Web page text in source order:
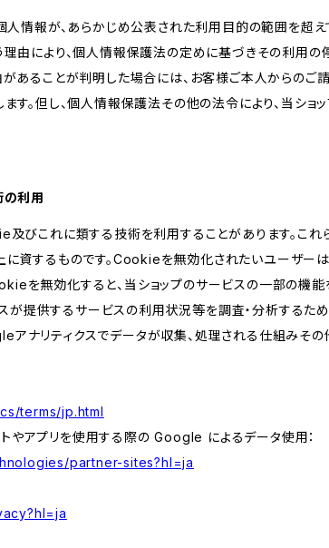
人情報が、あらかじめ公表された利用目的の範囲を
由により、個人情報保護法の定めに基づきその利用の
あることが判明した場合には、お客様ご本人からの
す。但し、個人情報保護法その他の法令により、当シ
の利用
及びこれに類する技術を利用することがあります。こ
資するものです。Cookieを無効化されたいユーザー
を無効化すると、当ショップのサービスの一部の機
ビスが提供するサービスの利用状況等を調査・分析す
アナリティクスでデータが収集、処理される仕組みそ
terms/jp.html
やアプリを使用する際の Google によるデータ使用：
partner-sites?hl=ja